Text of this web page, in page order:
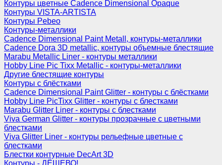
Контуры цветные Cadence Dimensional Opaque
Контуры VISTA-ARTISTA
Контуры Pebeo
Контуры-металлики
Cadence Dimensional Paint Metall, контуры-металлики
Cadence Dora 3D metallic, контуры объемные блестящие
Marabu Metallic Liner - контуры металлики
Hobby Line Pic Tixx Metallic - контуры-металлики
Другие блестящие контуры
Контуры с блёстками
Cadence Dimensional Paint Glitter - контуры с блёстками
Hobby Line PicTixx Glitter - контуры с блестками
Marabu Glitter Liner - контуры с блестками
Viva German Glitter - контуры прозрачные с цветными
блестками
Viva Glitter Liner - контуры рельефные цветные с
блестками
Блестки контурные DecArt 3D
Контуры - ДЁШЕВО!